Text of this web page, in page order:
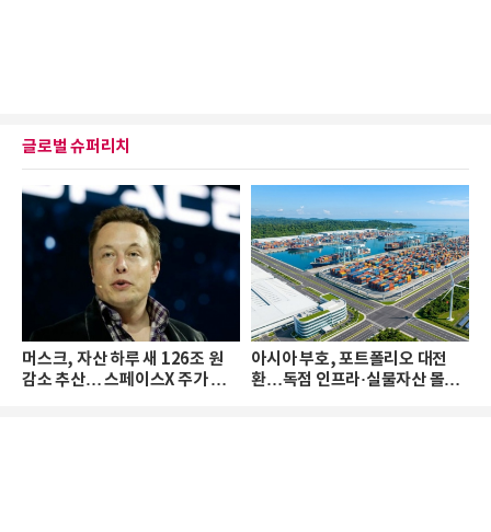
글로벌 슈퍼리치
머스크, 자산 하루 새 126조 원
감소 추산… 스페이스X 주가 하
아시아 부호, 포트폴리오 대전
환…독점 인프라·실물자산 몰린